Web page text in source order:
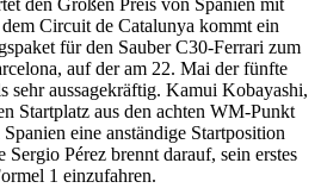
den Großen Preis von Spanien mit
Circuit de Catalunya kommt ein
für den Sauber C30-Ferrari zum
auf der am 22. Mai der fünfte
sehr aussagekräftig. Kamui Kobayashi,
Startplatz aus den achten WM-Punkt
eine anständige Startposition
Pérez brennt darauf, sein erstes
1 einzufahren.